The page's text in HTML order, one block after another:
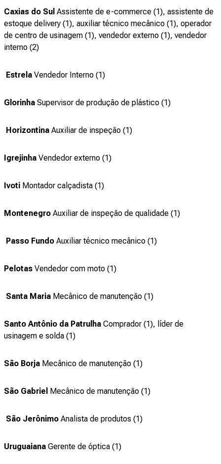
Caxias do Sul Assistente de e-commerce (1), assistente de
estoque delivery (1), auxiliar técnico mecânico (1), operador
de centro de usinagem (1), vendedor externo (1), vendedor
interno (2)
Estrela Vendedor Interno (1)
Glorinha Supervisor de produção de plástico (1)
Horizontina Auxiliar de inspeção (1)
Igrejinha Vendedor externo (1)
Ivoti Montador calçadista (1)
Montenegro Auxiliar de inspeção de qualidade (1)
Passo Fundo Auxiliar técnico mecânico (1)
Pelotas Vendedor com moto (1)
Santa Maria Mecânico de manutenção (1)
Santo Antônio da Patrulha Comprador (1), líder de
usinagem e solda (1)
São Borja Mecânico de manutenção (1)
São Gabriel Mecânico de manutenção (1)
São Jerônimo Analista de produtos (1)
Uruguaiana Gerente de óptica (1)